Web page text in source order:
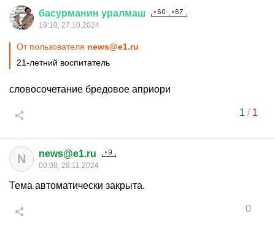
басурманин уралмаш
19:10, 27.10.2024
От пользователя news@e1.ru
21-летний воспитатель
словосочетание бредовое априори
1 / 1
N news@e1.ru
00:08, 28.11.2024
Тема автоматически закрыта.
0